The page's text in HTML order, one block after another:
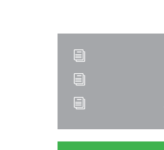
i
i
i